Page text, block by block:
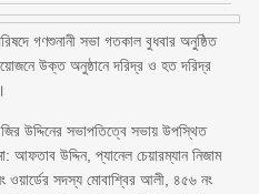
গণশুনানী সভা গতকাল বুধবার অনুষ্ঠিত
উক্ত অনুষ্ঠানে দরিদ্র ও হত দরিদ্র
উদ্দিনের সভাপতিত্বে সভায় উপস্থিত
আফতাব উদ্দিন, প্যানেল চেয়ারম্যান নিজাম
ওয়ার্ডের সদস্য মোবাশ্বির আলী, ৪৫৬ নং